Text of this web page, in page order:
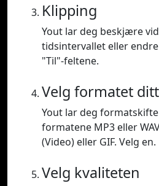
Klipping
Yout lar deg beskjære
tidsintervallet eller
"Til"-feltene.
Velg formatet ditt
Yout lar deg
formatene MP3 eller
(Video) eller GIF. Velg en.
Velg kvaliteten